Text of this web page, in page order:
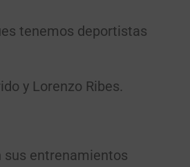
tenemos deportistas
y Lorenzo Ribes.
sus entrenamientos